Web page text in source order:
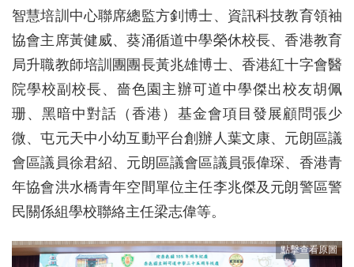
智慧培訓中心聯席總監方釗博士、資訊科技教育領袖
協會主席黃健威、葵涌循道中學榮休校長、香港教育
局升職教師培訓團團長黃兆雄博士、香港紅十字會醫
院學校副校長、嗇色園主辦可道中學傑出校友胡佩
珊、黑暗中對話（香港）基金會項目發展顧問張少
微、屯元天中小幼互動平台創辦人葉文康、元朗區議
會區議員徐君紹、元朗區議會區議員張偉琛、香港青
年協會洪水橋青年空間單位主任李兆傑及元朗警區警
民關係組學校聯絡主任梁志偉等。